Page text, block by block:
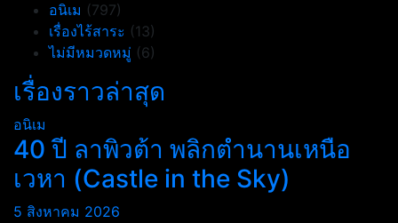
อนิเม (797)
เรื่องไร้สาระ (13)
ไม่มีหมวดหมู่ (6)
เรื่องราวล่าสุด
อนิเม
40 ปี ลาพิวต้า พลิกตำนานเหนือ
เวหา (Castle in the Sky)
5 สิงหาคม 2026